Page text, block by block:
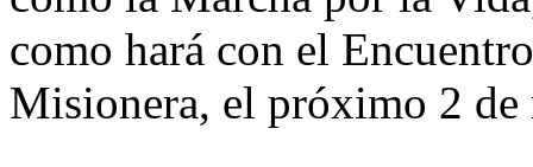
como hará con el
Misionera, el próximo 2